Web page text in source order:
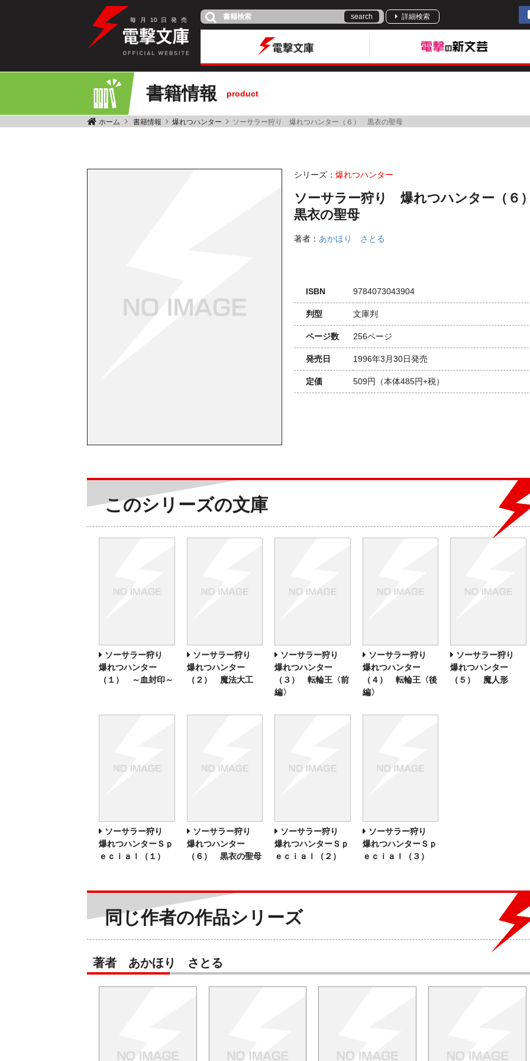
毎 月 10 日 発 売 search 詳細検索
書籍情報 product
ホーム 書籍情報 爆れつハンター ソーサラー狩り 爆れつハンター（６） 黒衣の聖母
シリーズ： 爆れつハンター
ソーサラー狩り 爆れつハンター（
黒衣の聖母
著者： あかほり さとる
ISBN 9784073043904
判型 文庫判
ページ数 256ページ
発売日 1996年3月30日発売
定価 509円 （本体485円+税）
このシリーズの文庫
ソーサラー狩り
爆れつハンター
（１） ～血封印～
ソーサラー狩り
爆れつハンター
（２） 魔法大工
ソーサラー狩り
爆れつハンター
（３） 転輪王〈前
編〉
ソーサラー狩り
爆れつハンター
（４） 転輪王〈後
編〉
ソーサラー狩り
爆れつハンター
（５） 魔人形
ソーサラー狩り
爆れつハンターＳｐ
ｅｃｉａｌ（１）
ソーサラー狩り
爆れつハンター
（６） 黒衣の聖母
ソーサラー狩り
爆れつハンターＳｐ
ｅｃｉａｌ（２）
ソーサラー狩り
爆れつハンターＳｐ
ｅｃｉａｌ（３）
同じ作者の作品シリーズ
著者 あかほり さとる